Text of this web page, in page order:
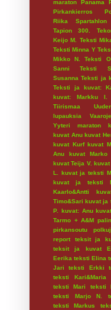
maraton Panama
Pirkankierros
Riika
Spartahlon
Tapion 300.
Keijo M.
Teksti
Teksti Minna Y
Mikko N.
Teksti
Sanni
Teksti
Susanna Teksti ja
Teksti ja kuvat:
kuvat: Markku I.
Tiirismaa
lupauksia
Yyteri maraton
kuvat Anu kuvat
kuvat Kurf kuvat
Anu
kuvat Marko
kuvat Teija V. kuvat
L.
kuvat ja teksti
kuvat ja teksti
Kaarlo&Antti
Timo&Sari kuvat ja
P.
kuvat: Anu
Tarmo + A&M
pirkansoutu
report
teksit ja
teksit ja kuvat
Eerika teksti Elina
Jari
teksti Erkki
teksti Kari&Maria
teksti Mari
teksti
teksti Marjo N.
teksti Markus